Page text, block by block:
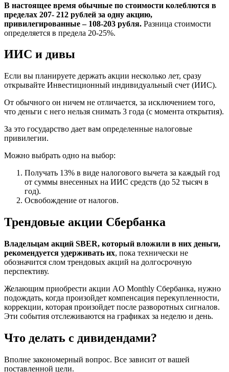
В настоящее время обычные по стоимости колеблются в
пределах 207- 212 рублей за одну акцию,
привилегированные – 108-203 рубля. Разница стоимости
определяется в предела 20-25%.
ИИС и дивы
Если вы планируете держать акции несколько лет, сразу
открывайте Инвестиционный индивидуальный счет (ИИС).
От обычного он ничем не отличается, за исключением того,
что деньги с него нельзя снимать 3 года (с момента открытия).
За это государство дает вам определенные налоговые
привилегии.
Можно выбрать одно на выбор:
Получать 13% в виде налогового вычета за каждый год
от суммы внесенных на ИИС средств (до 52 тысяч в
год).
Освобождение от налогов.
Трендовые акции Сбербанка
Владельцам акций SBER, который вложили в них деньги,
рекомендуется удерживать их, пока технически не
обозначится слом трендовых акций на долгосрочную
перспективу.
Желающим приобрести акции AO Monthly Сбербанка, нужно
подождать, когда произойдет компенсация перекупленности,
коррекции, которая произойдет после разворотных сигналов.
Эти события отслеживаются на графиках за неделю и день.
Что делать с дивидендами?
Вполне закономерный вопрос. Все зависит от вашей
поставленной цели.